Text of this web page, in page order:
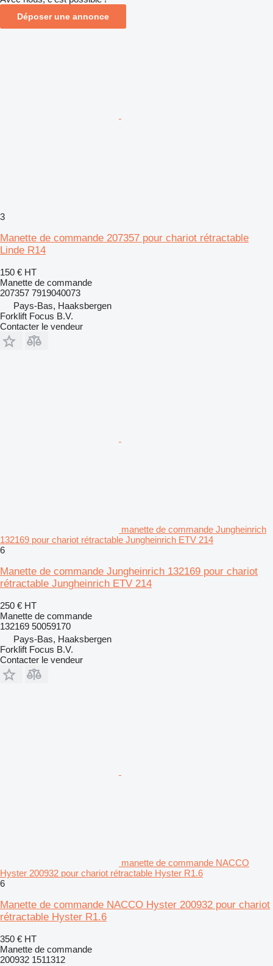
Déposer une annonce
3
Manette de commande 207357 pour chariot rétractable
Linde R14
150 € HT
Manette de commande
207357 7919040073
Pays-Bas, Haaksbergen
Forklift Focus B.V.
Contacter le vendeur
manette de commande Jungheinrich
132169 pour chariot rétractable Jungheinrich ETV 214
6
Manette de commande Jungheinrich 132169 pour chariot
rétractable Jungheinrich ETV 214
250 € HT
Manette de commande
132169 50059170
Pays-Bas, Haaksbergen
Forklift Focus B.V.
Contacter le vendeur
manette de commande NACCO
Hyster 200932 pour chariot rétractable Hyster R1.6
6
Manette de commande NACCO Hyster 200932 pour chariot
rétractable Hyster R1.6
350 € HT
Manette de commande
200932 1511312